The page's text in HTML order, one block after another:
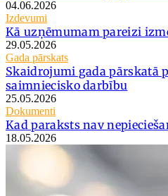
04.06.2026
Izdevumi
Kā uzņēmumam pareizi
29.05.2026
Gada pārskats
Skaidrojumi gada pārskatā
saimniecisko darbību
25.05.2026
Dokumenti
Kad paraksts nav
18.05.2026